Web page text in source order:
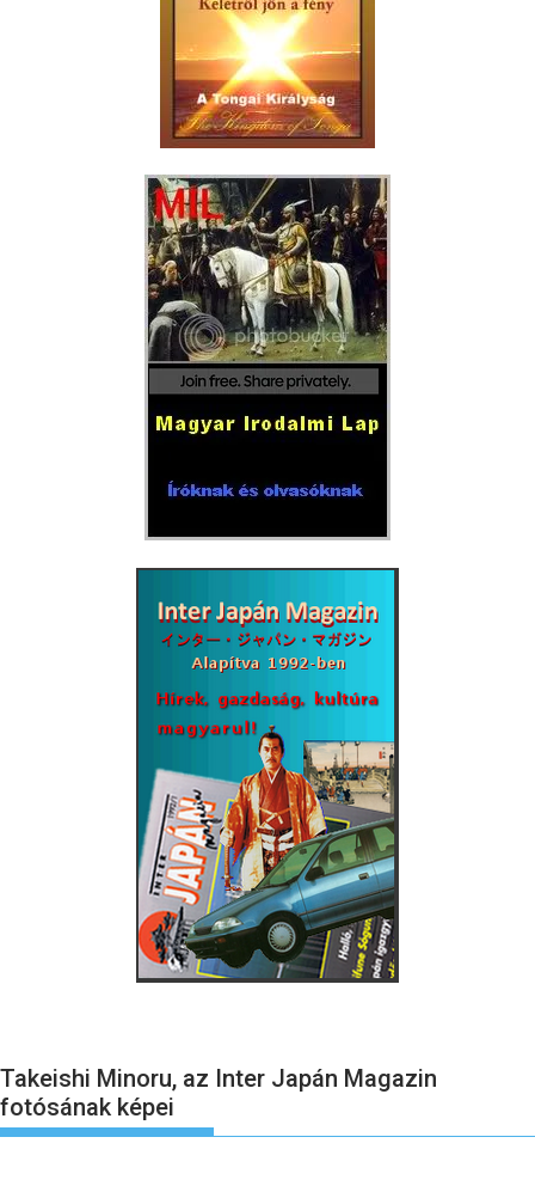
Takeishi Minoru, az Inter Japán Magazin
fotósának képei